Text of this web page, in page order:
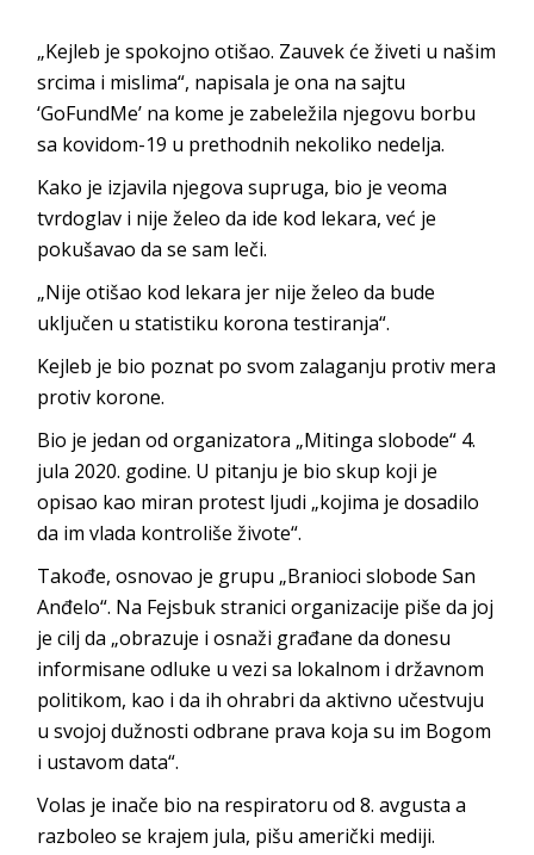
„Kejleb je spokojno otišao. Zauvek će živeti u našim
srcima i mislima“, napisala je ona na sajtu
‘GoFundMe’ na kome je zabeležila njegovu borbu
sa kovidom-19 u prethodnih nekoliko nedelja.
Kako je izjavila njegova supruga, bio je veoma
tvrdoglav i nije želeo da ide kod lekara, već je
pokušavao da se sam leči.
„Nije otišao kod lekara jer nije želeo da bude
uključen u statistiku korona testiranja“.
Kejleb je bio poznat po svom zalaganju protiv mera
protiv korone.
Bio je jedan od organizatora „Mitinga slobode“ 4.
jula 2020. godine. U pitanju je bio skup koji je
opisao kao miran protest ljudi „kojima je dosadilo
da im vlada kontroliše živote“.
Takođe, osnovao je grupu „Branioci slobode San
Anđelo“. Na Fejsbuk stranici organizacije piše da joj
je cilj da „obrazuje i osnaži građane da donesu
informisane odluke u vezi sa lokalnom i državnom
politikom, kao i da ih ohrabri da aktivno učestvuju
u svojoj dužnosti odbrane prava koja su im Bogom
i ustavom data“.
Volas je inače bio na respiratoru od 8. avgusta a
razboleo se krajem jula, pišu američki mediji.